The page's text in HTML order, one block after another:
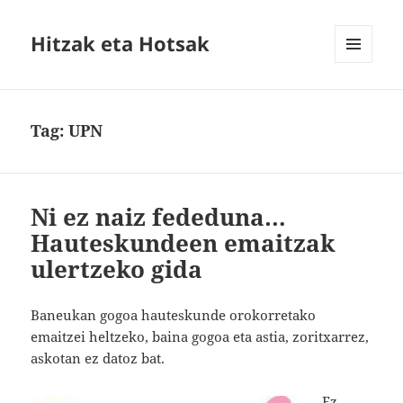
Hitzak eta Hotsak
Tag:UPN
Ni ez naiz fededuna…
Hauteskundeen emaitzak
ulertzeko gida
Baneukan gogoa hauteskunde orokorretako
emaitzei heltzeko, baina gogoa eta astia, zoritxarrez,
askotan ez datoz bat.